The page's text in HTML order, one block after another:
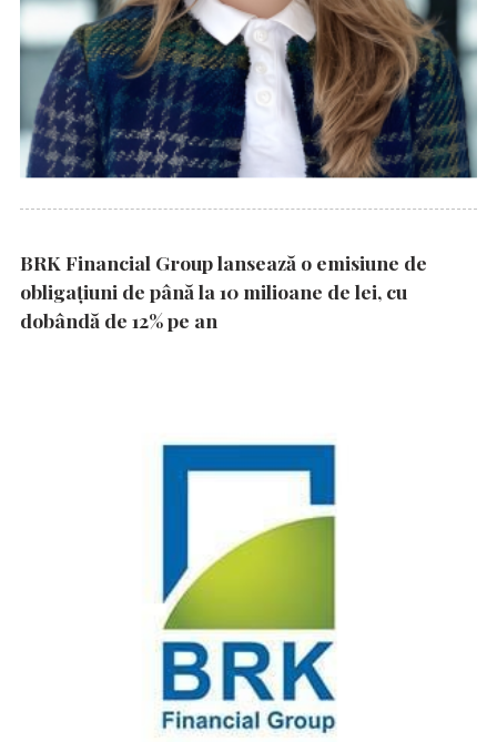
BRK Financial Group lansează o emisiune de
obligațiuni de până la 10 milioane de lei, cu
dobândă de 12% pe an